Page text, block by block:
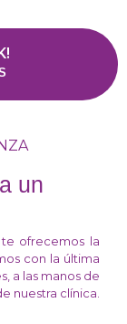
un
ofrecemos la
con la última
a las manos de
nuestra clínica.